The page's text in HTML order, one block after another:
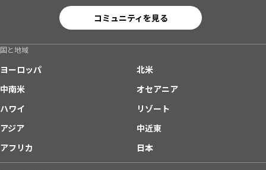
コミュニティを見る
国と地域
ヨーロッパ
北米
中南米
オセアニア
ハワイ
リゾート
アジア
中近東
アフリカ
日本